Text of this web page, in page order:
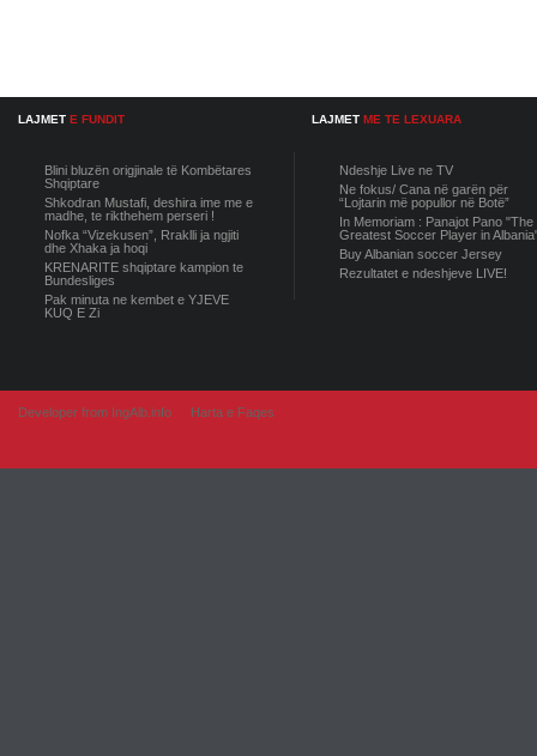
LAJMET E FUNDIT
Blini bluzën origjinale të Kombëtares
Shqiptare
Shkodran Mustafi, deshira ime me e
madhe, te rikthehem perseri !
Nofka “Vizekusen”, Rraklli ja ngjiti
dhe Xhaka ja hoqi
KRENARITE shqiptare kampion te
Bundesliges
Pak minuta ne kembet e YJEVE
KUQ E Zi
LAJMET ME TE LEXUARA
Ndeshje Live ne TV
Ne fokus/ Cana në garën për
“Lojtarin më popullor në Botë”
In Memoriam : Panajot Pano "The
Greatest Soccer Player in
Buy Albanian soccer Jersey
Rezultatet e ndeshjeve LIVE!
Developer from IngAlb.info Harta e Faqes